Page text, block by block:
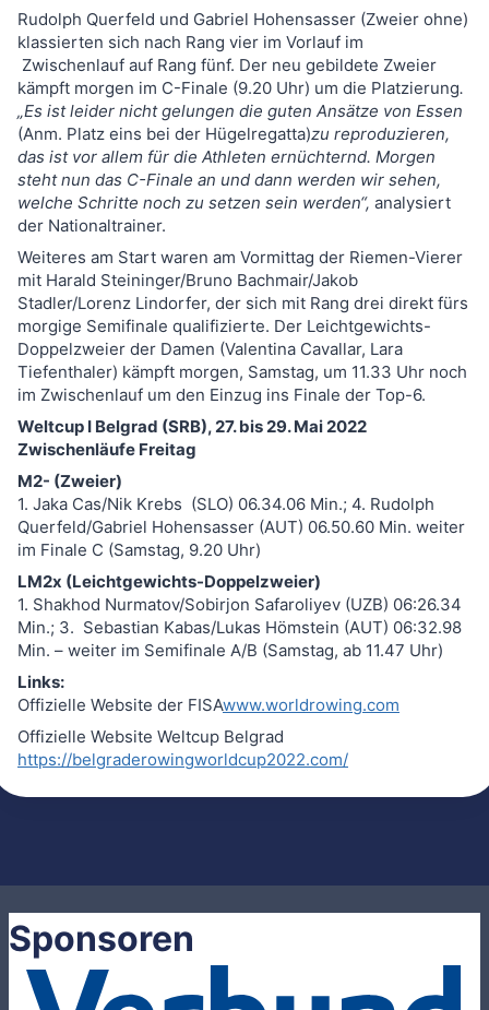
Rudolph Querfeld und Gabriel Hohensasser (Zweier ohne)
klassierten sich nach Rang vier im Vorlauf im
Zwischenlauf auf Rang fünf. Der neu gebildete Zweier
kämpft morgen im C-Finale (9.20 Uhr) um die Platzierung.
„Es ist leider nicht gelungen die guten Ansätze von Essen
(Anm. Platz eins bei der Hügelregatta)zu reproduzieren,
das ist vor allem für die Athleten ernüchternd. Morgen
steht nun das C-Finale an und dann werden wir sehen,
welche Schritte noch zu setzen sein werden“, analysiert
der Nationaltrainer.
Weiteres am Start waren am Vormittag der Riemen-Vierer
mit Harald Steininger/Bruno Bachmair/Jakob
Stadler/Lorenz Lindorfer, der sich mit Rang drei direkt fürs
morgige Semifinale qualifizierte. Der Leichtgewichts-
Doppelzweier der Damen (Valentina Cavallar, Lara
Tiefenthaler) kämpft morgen, Samstag, um 11.33 Uhr noch
im Zwischenlauf um den Einzug ins Finale der Top-6.
Weltcup I Belgrad (SRB), 27. bis 29. Mai 2022
Zwischenläufe Freitag
M2- (Zweier)
1. Jaka Cas/Nik Krebs (SLO) 06.34.06 Min.; 4. Rudolph
Querfeld/Gabriel Hohensasser (AUT) 06.50.60 Min. weiter
im Finale C (Samstag, 9.20 Uhr)
LM2x (Leichtgewichts-Doppelzweier)
1. Shakhod Nurmatov/Sobirjon Safaroliyev (UZB) 06:26.34
Min.; 3. Sebastian Kabas/Lukas Hömstein (AUT) 06:32.98
Min. – weiter im Semifinale A/B (Samstag, ab 11.47 Uhr)
Links:
Offizielle Website der FISAwww.worldrowing.com
Offizielle Website Weltcup Belgrad
https://belgraderowingworldcup2022.com/
Sponsoren